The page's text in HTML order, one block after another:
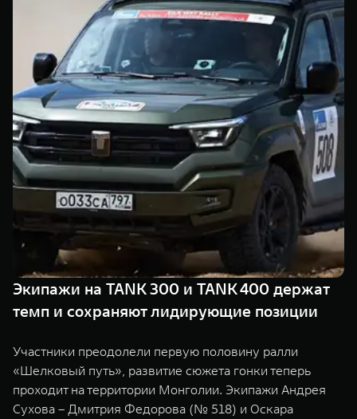
TANK 500
Веди за собой
от 6 499 000 ₽
TANK 700
Сила
от 10
WEY 07
Расширяя границы комфорта
от 6 149 000 ₽
WEY 05
Эстетика
от 5 699
TANK Финансы
Корпоративным клиентам
TANK ФИНАНСЫ
TANK Кредит
TANK Лизинг
TANK Страхование
Специальные предложения
Моторные масла
ЦИФРОВЫЕ СЕРВИСЫ TANK
Цифровые сервисы TANK
Подписки
Экипажи на TANK 300 и TANK 400 держат
темп и сохраняют лидирующие позиции
Участники преодолели первую половину ралли
«Шелковый путь», развитие сюжета гонки теперь
проходит на территории Монголии. Экипажи Андрея
Сухова – Дмитрия Федорова (№ 518) и Оскара